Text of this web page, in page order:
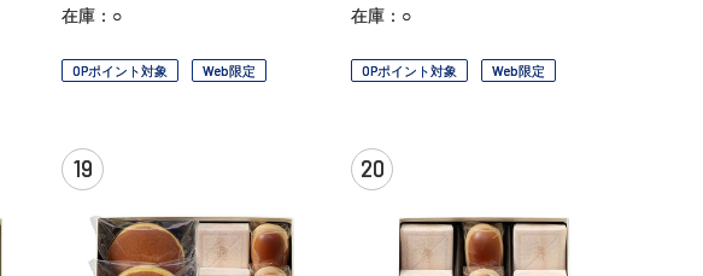
在庫：○
OPポイント対象 Web限定
在庫：○
OPポイント対象 Web限定
19 20